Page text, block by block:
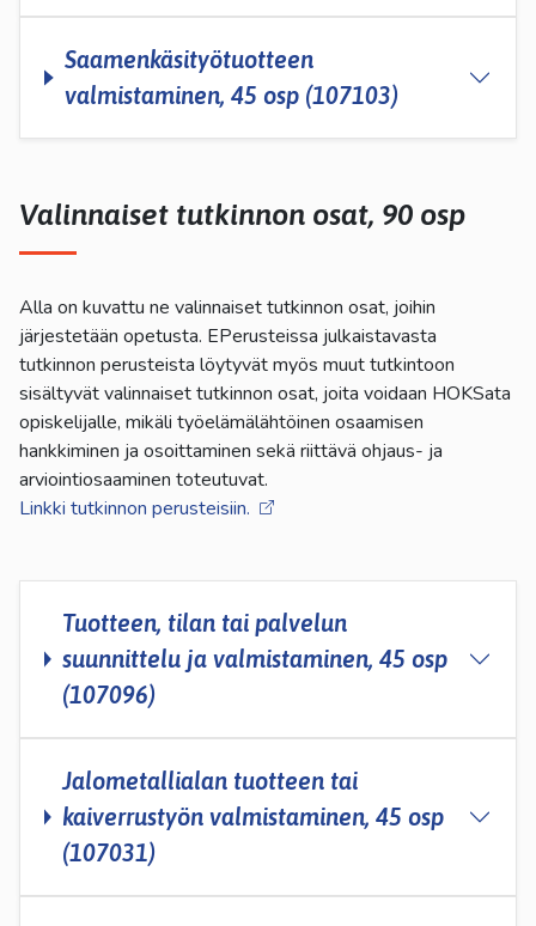
Saamenkäsityötuotteen
valmistaminen, 45 osp (107103)
Valinnaiset tutkinnon osat, 90 osp
Alla on kuvattu ne valinnaiset tutkinnon osat, joihin
järjestetään opetusta. EPerusteissa julkaistavasta
tutkinnon perusteista löytyvät myös muut tutkintoon
sisältyvät valinnaiset tutkinnon osat, joita voidaan HOKSata
opiskelijalle, mikäli työelämälähtöinen osaamisen
hankkiminen ja osoittaminen sekä riittävä ohjaus- ja
arviointiosaaminen toteutuvat.
Linkki tutkinnon perusteisiin.
Tuotteen, tilan tai palvelun
suunnittelu ja valmistaminen, 45 osp
(107096)
Jalometallialan tuotteen tai
kaiverrustyön valmistaminen, 45 osp
(107031)